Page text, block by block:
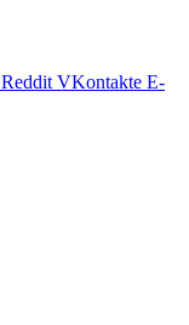
Reddit VKontakte E-